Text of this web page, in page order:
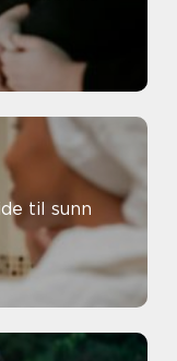
til sunn